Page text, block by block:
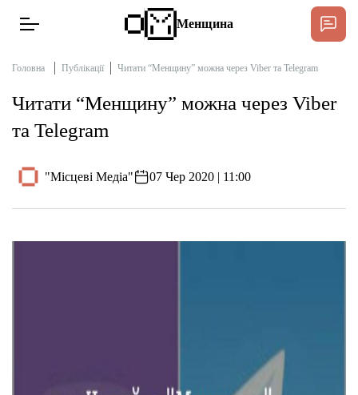
Новини
Інтерв’ю
Менщина
Головна Публікації Читати “Менщину” можна через Viber та Telegram
Читати “Менщину” можна через Viber
та Telegram
"Місцеві Медіа" 07 Чер 2020 | 11:00